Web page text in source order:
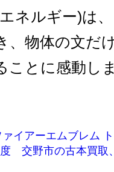
ネルギー)は
、物体の文だ
ことに感動し
ァイアーエムブレム
交野市の古本買取